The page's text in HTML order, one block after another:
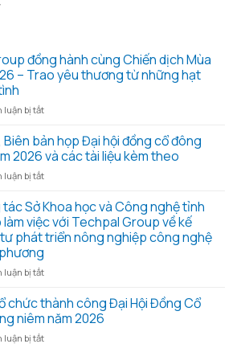
đồng hành cùng Chiến dịch Mùa
– Trao yêu thương từ những hạt
luận bị tắtở
Group
đồng
hành
cùng
dịch
Mùa
hè
xanh
–
yêu
thương
từ
những
bản họp Đại hội đồng cổ đông
2026 và các tài liệu kèm theo
luận bị tắtở
quyết,
Biên
bản
họp
hội
cổ
đông
thường
niêm
Sở Khoa học và Công nghệ tỉnh
việc với Techpal Group về kế
phát triển nông nghiệp công nghệ
luận bị tắtở
công
tác
Sở
Khoa
chức thành công Đại Hội Đồng Cổ
niêm năm 2026
luận bị tắtở